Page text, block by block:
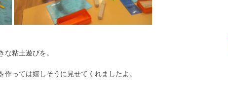
粘土遊びを。
っては嬉しそうに見せてくれましたよ。